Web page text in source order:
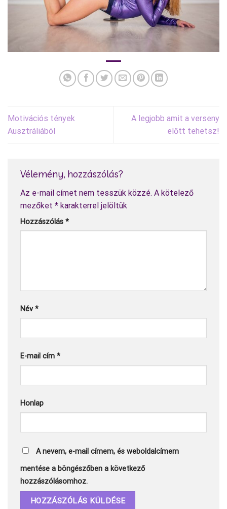
Motivációs tények
Ausztráliából
A legjobb amit a verseny
előtt tehetsz!
Vélemény, hozzászólás?
Az e-mail címet nem tesszük közzé. A kötelező
mezőket * karakterrel jelöltük
Hozzászólás *
Név*
E-mail cím *
Honlap
A nevem, e-mail címem, és weboldalcímem
mentése a böngészőben a következő
hozzászólásomhoz.